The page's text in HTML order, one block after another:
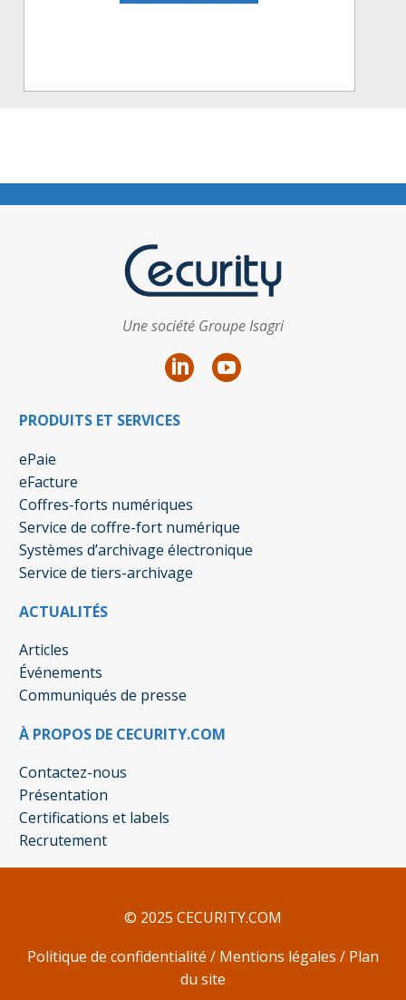
Une société Groupe Isagri
PRODUITS ET SERVICES
ePaie
eFacture
Coffres-forts numériques
Service de coffre-fort numérique
Systèmes d’archivage électronique
Service de tiers-archivage
ACTUALITÉS
Articles
Événements
Communiqués de presse
À PROPOS DE CECURITY.COM
Contactez-nous
Présentation
Certifications et labels
Recrutement
© 2025 CECURITY.COM
Politique de confidentialité / Mentions légales / Plan
du site